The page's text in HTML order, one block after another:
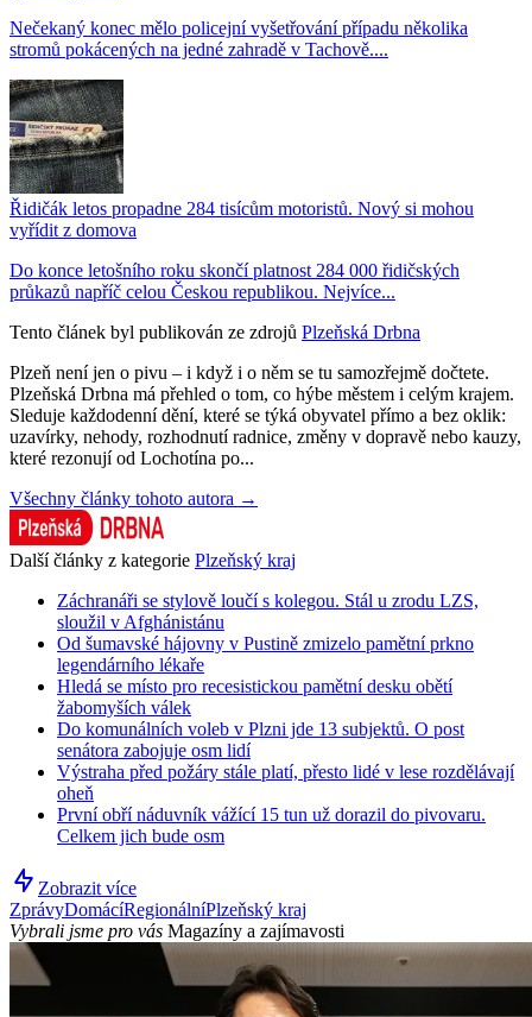
Nečekaný konec mělo policejní vyšetřování případu několika
stromů pokácených na jedné zahradě v Tachově....
Řidičák letos propadne 284 tisícům motoristů. Nový si mohou
vyřídit z domova
Do konce letošního roku skončí platnost 284 000 řidičských
průkazů napříč celou Českou republikou. Nejvíce...
Tento článek byl publikován ze zdrojů Plzeňská Drbna
Plzeň není jen o pivu – i když i o něm se tu samozřejmě dočtete.
Plzeňská Drbna má přehled o tom, co hýbe městem i celým krajem.
Sleduje každodenní dění, které se týká obyvatel přímo a bez oklik:
uzavírky, nehody, rozhodnutí radnice, změny v dopravě nebo kauzy,
které rezonují od Lochotína po...
Všechny články tohoto autora →
Další články z kategorie Plzeňský kraj
Záchranáři se stylově loučí s kolegou. Stál u zrodu LZS,
sloužil v Afghánistánu
Od šumavské hájovny v Pustině zmizelo pamětní prkno
legendárního lékaře
Hledá se místo pro recesistickou pamětní desku obětí
žabomyších válek
Do komunálních voleb v Plzni jde 13 subjektů. O post
senátora zabojuje osm lidí
Výstraha před požáry stále platí, přesto lidé v lese rozdělávají
oheň
První obří náduvník vážící 15 tun už dorazil do pivovaru.
Celkem jich bude osm
Zobrazit více
ZprávyDomácíRegionálníPlzeňský kraj
Vybrali jsme pro vás Magazíny a zajímavosti